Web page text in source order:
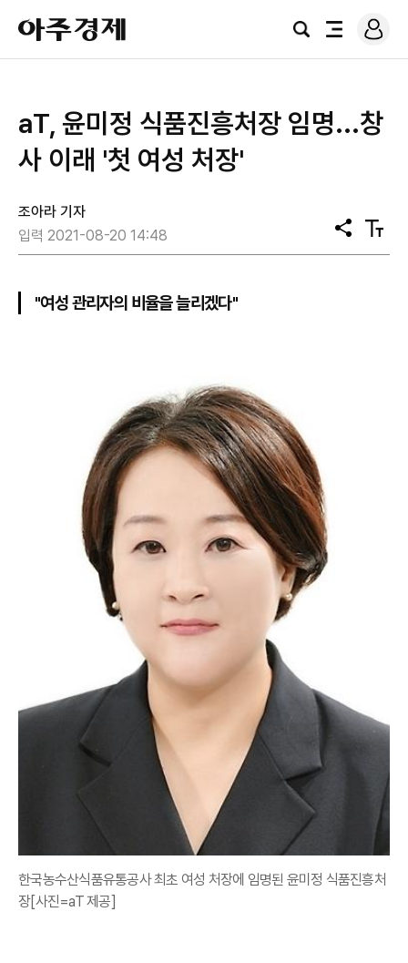
아
주
경
검
전
로
그
aT, 윤미정 식품진흥처장 임명...창
사 이래 '첫 여성 처장'
조아라 기자
입력 2021-08-20 14:48
공
유
텍
스
"여성 관리자의 비율을 늘리겠다"
한국농수산식품유통공사 최초 여성 처장에 임명된 윤미정 식품진흥처
장[사진=aT 제공]